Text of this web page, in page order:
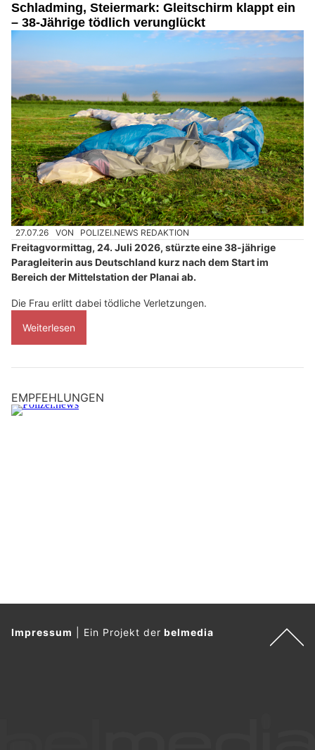
Schladming, Steiermark: Gleitschirm klappt ein
– 38-Jährige tödlich verunglückt
27.07.26 VON POLIZEI.NEWS REDAKTION
Freitagvormittag, 24. Juli 2026, stürzte eine 38-jährige
Paragleiterin aus Deutschland kurz nach dem Start im
Bereich der Mittelstation der Planai ab.
Die Frau erlitt dabei tödliche Verletzungen.
Weiterlesen
EMPFEHLUNGEN
Impressum Ein Projekt derbelmedia